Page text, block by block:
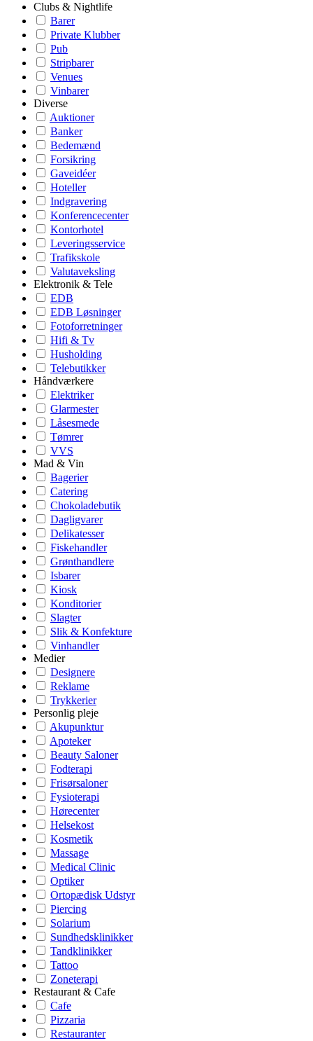
Clubs & Nightlife
Barer
Private Klubber
Pub
Stripbarer
Venues
Vinbarer
Diverse
Auktioner
Banker
Bedemænd
Forsikring
Gaveidéer
Hoteller
Indgravering
Konferencecenter
Kontorhotel
Leveringsservice
Trafikskole
Valutaveksling
Elektronik & Tele
EDB
EDB Løsninger
Fotoforretninger
Hifi & Tv
Husholding
Telebutikker
Håndværkere
Elektriker
Glarmester
Låsesmede
Tømrer
VVS
Mad & Vin
Bagerier
Catering
Chokoladebutik
Dagligvarer
Delikatesser
Fiskehandler
Grønthandlere
Isbarer
Kiosk
Konditorier
Slagter
Slik & Konfekture
Vinhandler
Medier
Designere
Reklame
Trykkerier
Personlig pleje
Akupunktur
Apoteker
Beauty Saloner
Fodterapi
Frisørsaloner
Fysioterapi
Hørecenter
Helsekost
Kosmetik
Massage
Medical Clinic
Optiker
Ortopædisk Udstyr
Piercing
Solarium
Sundhedsklinikker
Tandklinikker
Tattoo
Zoneterapi
Restaurant & Cafe
Cafe
Pizzaria
Restauranter